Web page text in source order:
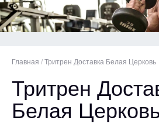
Главная / Тритрен Доставка Белая Церковь
Тритрен
Белая